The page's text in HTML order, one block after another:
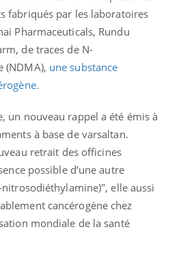
fabriqués par les laboratoires
Pharmaceuticals, Rundu
de traces de N-
(NDMA), une substance
.
un nouveau rappel a été émis à
à base de varsaltan.
retrait des officines
possible d’une autre
elle aussi
cancérogène chez
mondiale de la santé